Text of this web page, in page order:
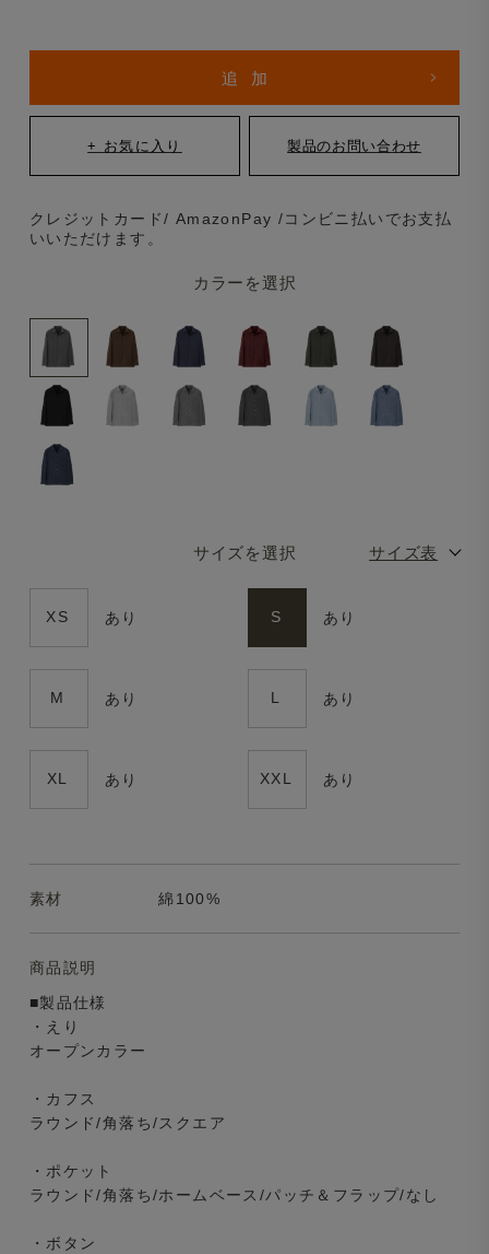
カラーを選択
サイズを選択 サイズ表
XS あり S あり
M あり L あり
XL あり XXL あり
クレジットカード/ AmazonPay /コンビニ払いでお支払
いいただけます。
素材 綿100%
商品説明
■製品仕様
・えり
オープンカラー
・カフス
ラウンド/角落ち/スクエア
・ポケット
ラウンド/角落ち/ホームベース/パッチ＆フラップ/なし
・ボタン